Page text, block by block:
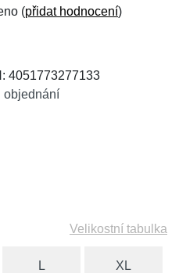
(přidat hodnocení)
4051773277133
objednání
Velikostní tabulka
L XL